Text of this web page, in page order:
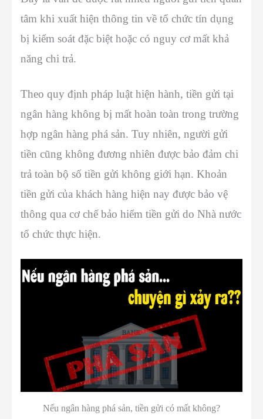
tâm khi xuất hiện thông tin về tổ chức tín dụng
bị kiểm soát đặc biệt hoặc có nguy cơ mất khả
năng chi trả.
Theo quy định pháp luật hiện hành, tiền gửi tại
ngân hàng không bị mất hoàn toàn trong trường
hợp ngân hàng phá sản. Tuy nhiên, người gửi
tiền cũng không đương nhiên được bảo đảm chi
trả toàn bộ số tiền gửi không giới hạn. Khoản
tiền gửi của khách hàng hiện nay được bảo vệ
thông qua cơ chế bảo hiểm tiền gửi do Nhà nước
tổ chức thực hiện.
Nếu ngân hàng phá sản, tiền gửi có mất không?